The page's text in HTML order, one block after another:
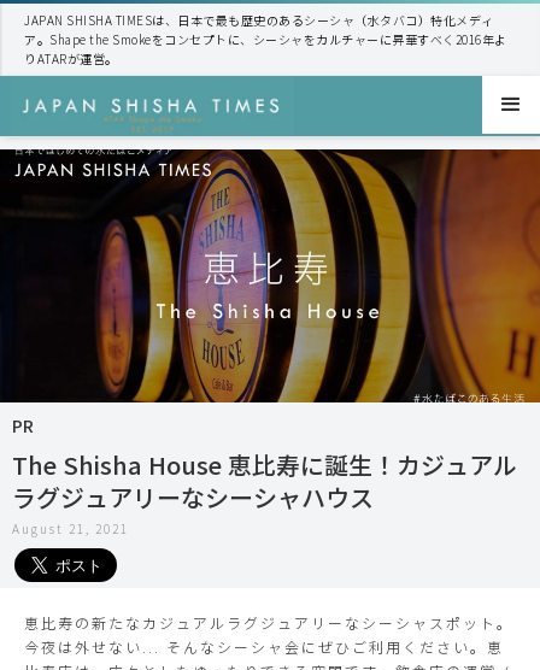
JAPAN SHISHA TIMESは、日本で最も歴史のあるシーシャ（水タバコ）特化メディ
ア。Shape the Smokeをコンセプトに、シーシャをカルチャーに昇華すべく2016年よ
りATARが運営。
PR
The Shisha House 恵比寿に誕生！カジュアル
ラグジュアリーなシーシャハウス
August 21, 2021
恵比寿の新たなカジュアルラグジュアリーなシーシャスポット。
今夜は外せない... そんなシーシャ会にぜひご利用ください。恵